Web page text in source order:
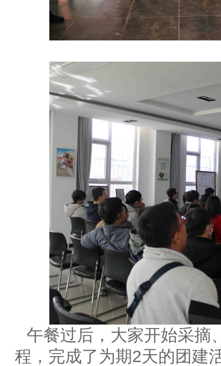
午餐过后，大家开始采摘
程，完成了为期2天的团建